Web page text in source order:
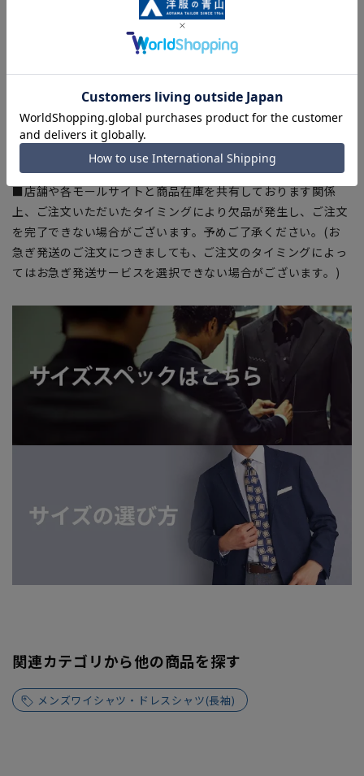
【商品に関するご注意】
■ゆとり感には個人差があります。サイズ表を確認の上、ご購
■ブラウザやお使いのモニター環境、室内外等の撮影時の環境
下での光加減により、実際の商品と掲載画像の色味が異なる場
合がございます。
■生地や仕様・デザインにより、着用感や実際のサイズ表に若
干の誤差が生じる場合がございます。予めご了承ください。
■店舗や各モールサイトと商品在庫を共有しております関係
上、ご注文いただいたタイミングにより欠品が発生し、ご注文
を完了できない場合がございます。予めご了承ください。(お
急ぎ発送のご注文につきましても、ご注文のタイミングによっ
てはお急ぎ発送サービスを選択できない場合がございます。)
関連カテゴリから他の商品を探す
メンズワイシャツ・ドレスシャツ(長袖)